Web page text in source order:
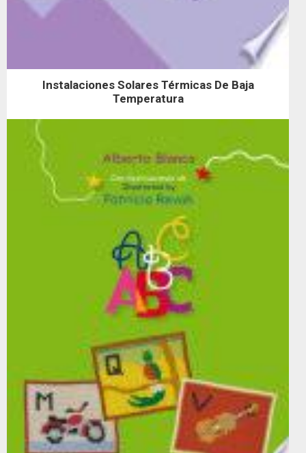
Instalaciones Solares Térmicas De Baja
Temperatura